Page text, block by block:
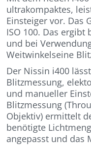
ultrakompaktes,
Einsteiger vor. Das
ISO 100. Das
und bei
Weitwinkelseine
Der Nissin i400
Blitzmessung,
und manueller
Blitzmessung
Objektiv) ermittelt
benötigte
angepasst und das